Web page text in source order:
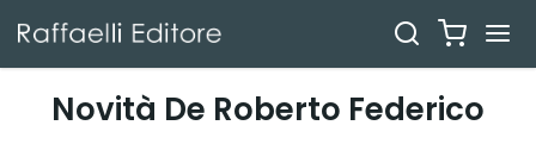
Novità De Roberto Federico